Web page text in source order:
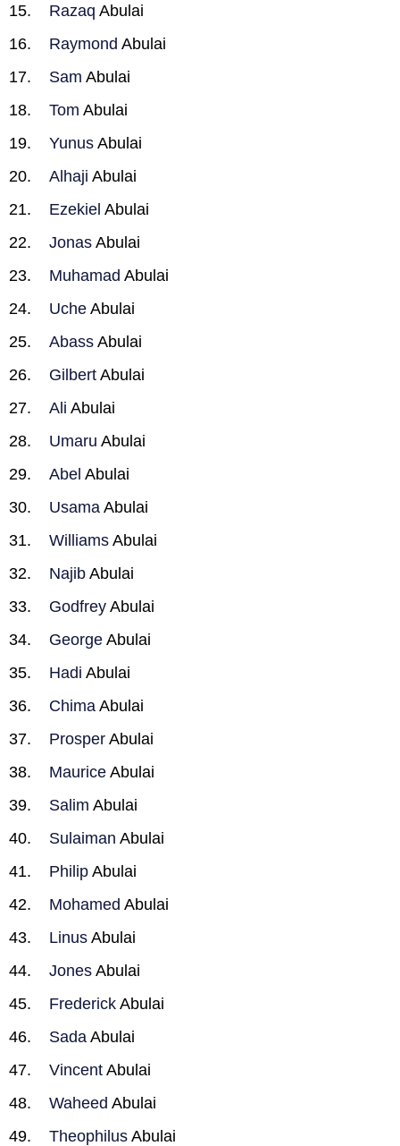
Razaq Abulai
Raymond Abulai
Sam Abulai
Tom Abulai
Yunus Abulai
Alhaji Abulai
Ezekiel Abulai
Jonas Abulai
Muhamad Abulai
Uche Abulai
Abass Abulai
Gilbert Abulai
Ali Abulai
Umaru Abulai
Abel Abulai
Usama Abulai
Williams Abulai
Najib Abulai
Godfrey Abulai
George Abulai
Hadi Abulai
Chima Abulai
Prosper Abulai
Maurice Abulai
Salim Abulai
Sulaiman Abulai
Philip Abulai
Mohamed Abulai
Linus Abulai
Jones Abulai
Frederick Abulai
Sada Abulai
Vincent Abulai
Waheed Abulai
Theophilus Abulai